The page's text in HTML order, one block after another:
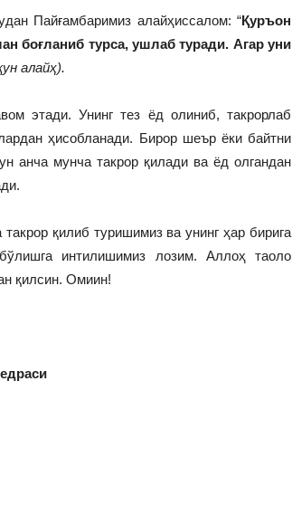
Пайғамбаримиз алайҳиссалом: “Қуръон
боғланиб турса, ушлаб туради. Агар уни
алайҳ).
этади. Унинг тез ёд олиниб, такрорлаб
ҳисобланади. Бирор шеър ёки байтни
анча мунча такрор қилади ва ёд олгандан
қилиб туришимиз ва унинг ҳар бирига
интилишимиз лозим. Аллоҳ таоло
қилсин. Омиин!